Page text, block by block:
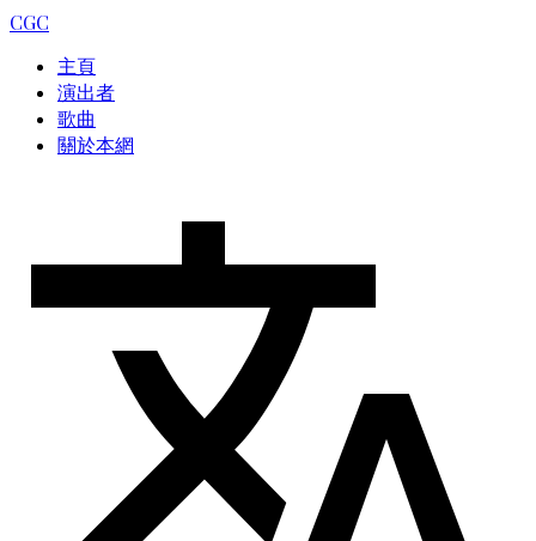
CGC
主頁
演出者
歌曲
關於本網